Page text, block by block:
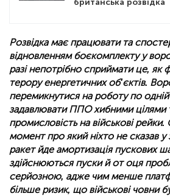
Розвідка має працювати та
відновленням боєкомплекту у
разі непотрібно сприймати це, як
терору енергетичних об'єктів.
перемикнутися на роботу по одній
задавлювати ППО хибними цілями
промисловість на військові
момент про який ніхто не сказав у
ракет йде амортизація пускових
здійснюються пуски й от оця
серйозною, адже чим менше
більше ризик, що військові човни